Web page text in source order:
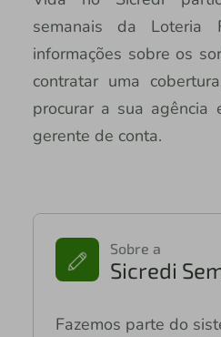
semanais da Loteria
informações sobre os
contratar uma
procurar a sua agência
gerente de conta.
Sobre a
Sicredi
Fazemos parte do